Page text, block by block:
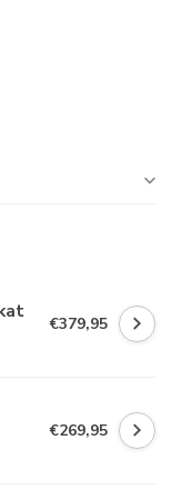
€379,95
€269,95